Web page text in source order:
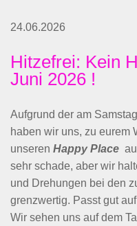
24.06.2026
Hitzefrei: Kein
Juni 2026 !
Aufgrund der am
haben wir uns, zu eurem
unseren Happy Place
sehr schade, aber wir
und Drehungen bei den
grenzwertig. Passt gut
Wir sehen uns auf dem